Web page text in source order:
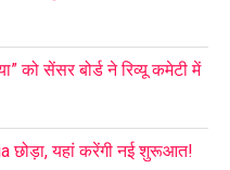
को सेंसर बोर्ड ने रिव्यू कमेटी में
छोड़ा, यहां करेंगी नई शुरूआत!